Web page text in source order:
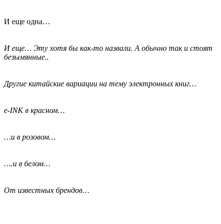
И еще одна…
И еще… Эту хотя бы как-то назвали. А обычно так и стоят
безымянные..
Другие китайские вариации на тему электронных книг…
e-INK в красном…
…и в розовом…
….и в белом…
От известных брендов…